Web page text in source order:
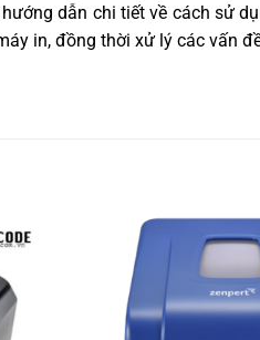
~ 40°C, Độ ẩm: 20% ~ 90%
tụ)
× 110 mm
× 140 mm
445 mm
dẫn chi tiết về cách sử
in, đồng thời xử lý các vấn